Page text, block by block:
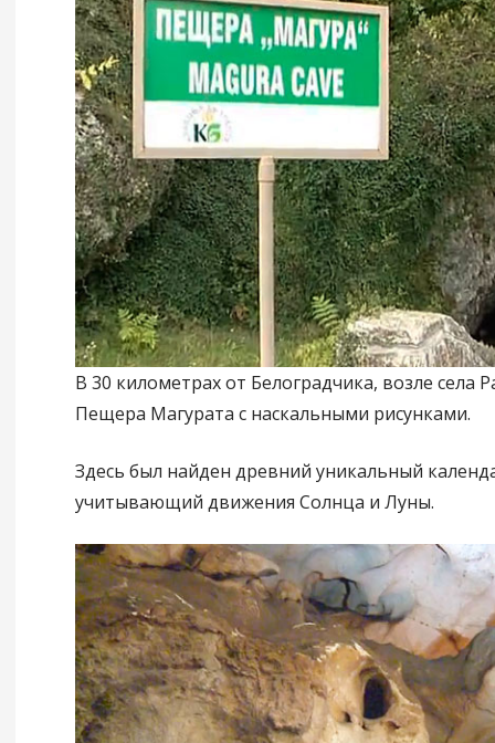
В 30 километрах от Белоградчика, возле села
Пещера Магурата с наскальными рисунками.
Здесь был найден древний уникальный
учитывающий движения Солнца и Луны.